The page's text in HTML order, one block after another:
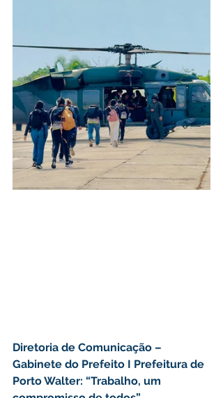
Diretoria de Comunicação –
Gabinete do Prefeito I Prefeitura de
Porto Walter: “Trabalho, um